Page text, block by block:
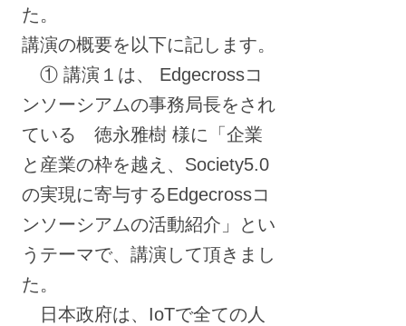
た。
講演の概要を以下に記します。
① 講演１は、 Edgecrossコ
ンソーシアムの事務局長をされ
ている 徳永雅樹 様に「企業
と産業の枠を越え、Society5.0
の実現に寄与するEdgecrossコ
ンソーシアムの活動紹介」とい
うテーマで、講演して頂きまし
た。
日本政府は、IoTで全ての人